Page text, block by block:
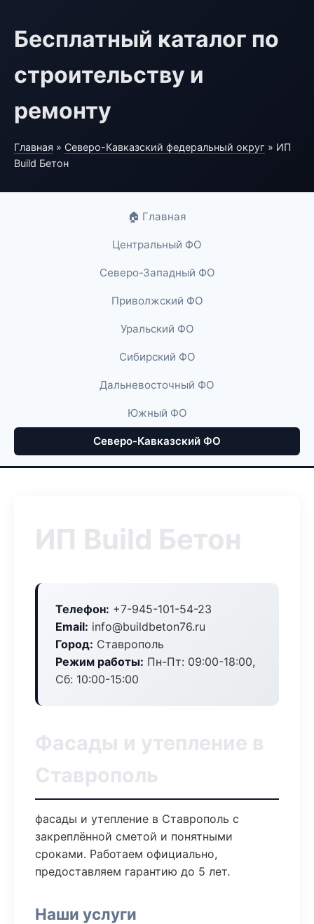
Бесплатный каталог по
строительству и
ремонту
Главная » Северо-Кавказский федеральный округ » ИП
Build Бетон
🏠 Главная
Центральный ФО
Северо-Западный ФО
Приволжский ФО
Уральский ФО
Сибирский ФО
Дальневосточный ФО
Южный ФО
Северо-Кавказский ФО
ИП Build Бетон
Телефон: +7-945-101-54-23
Email: info@buildbeton76.ru
Город: Ставрополь
Режим работы: Пн-Пт: 09:00-18:00,
Сб: 10:00-15:00
Фасады и утепление в
Ставрополь
фасады и утепление в Ставрополь с
закреплённой сметой и понятными
сроками. Работаем официально,
предоставляем гарантию до 5 лет.
Наши услуги